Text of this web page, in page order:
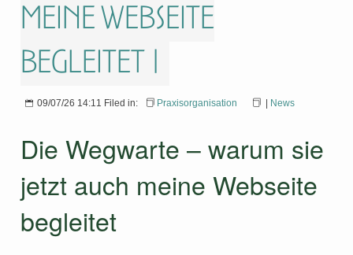
meine Webseite
begleitet |
09/07/26 14:11 Filed in: Praxisorganisation News
Die Wegwarte – warum sie
jetzt auch meine Webseite
begleitet